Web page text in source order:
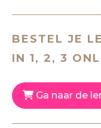
BESTEL JE
IN 1, 2, 3
Ga naar de